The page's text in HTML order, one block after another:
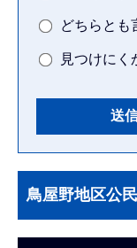
どちらとも
見つけにく
文
こ
鳥屋野地区公